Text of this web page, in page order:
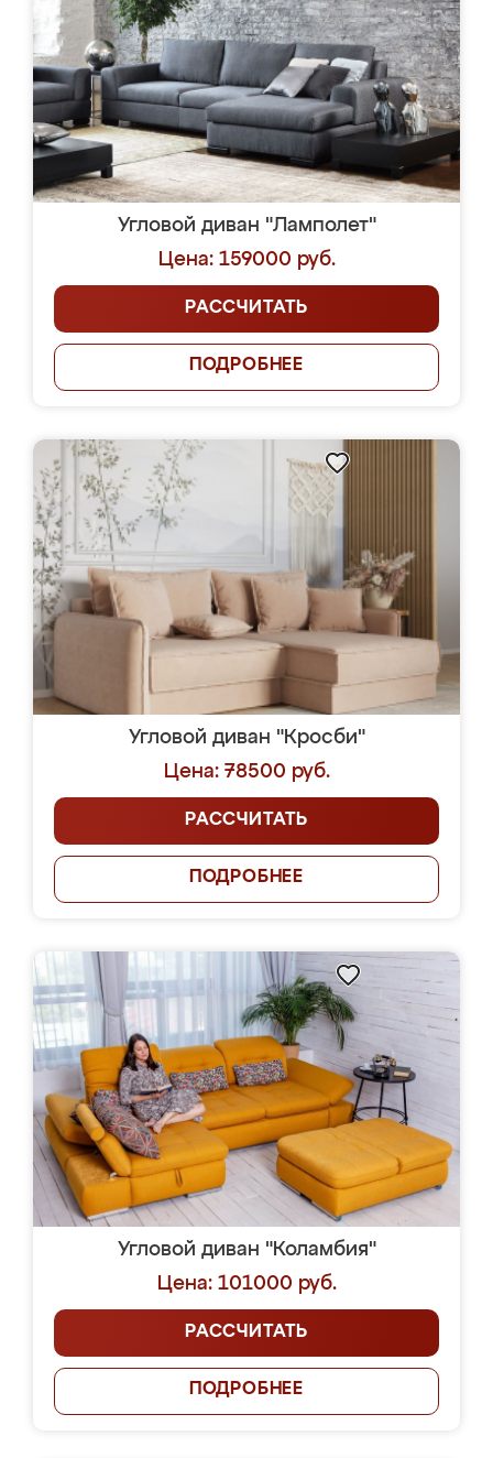
Угловой диван "Ламполет"
Цена: 159000 руб.
РАССЧИТАТЬ
ПОДРОБНЕЕ
Угловой диван "Кросби"
Цена: 78500 руб.
РАССЧИТАТЬ
ПОДРОБНЕЕ
Угловой диван "Коламбия"
Цена: 101000 руб.
РАССЧИТАТЬ
ПОДРОБНЕЕ